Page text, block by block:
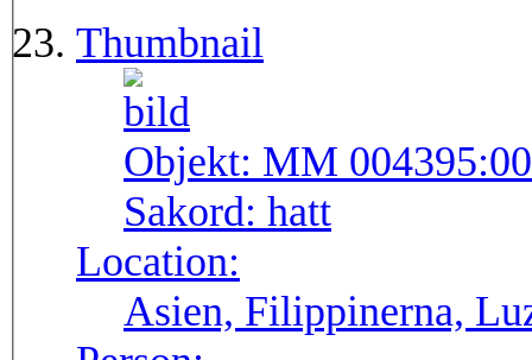
Thumbnail
Objekt: MM
Sakord: hatt
Location:
Asien, Filippinerna,